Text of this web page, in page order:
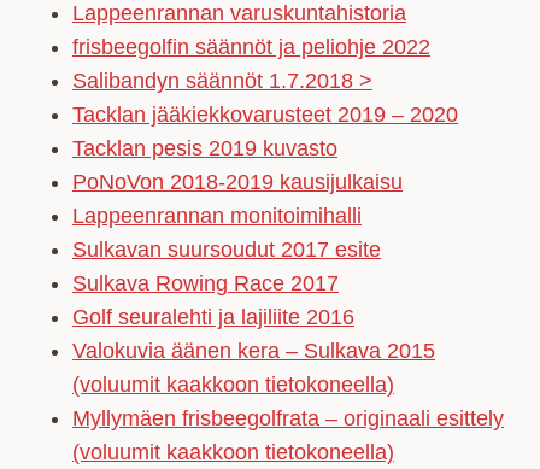
Lappeenrannan varuskuntahistoria
frisbeegolfin säännöt ja peliohje 2022
Salibandyn säännöt 1.7.2018 >
Tacklan jääkiekkovarusteet 2019 – 2020
Tacklan pesis 2019 kuvasto
PoNoVon 2018-2019 kausijulkaisu
Lappeenrannan monitoimihalli
Sulkavan suursoudut 2017 esite
Sulkava Rowing Race 2017
Golf seuralehti ja lajiliite 2016
Valokuvia äänen kera – Sulkava 2015
(voluumit kaakkoon tietokoneella)
Myllymäen frisbeegolfrata – originaali esittely
(voluumit kaakkoon tietokoneella)